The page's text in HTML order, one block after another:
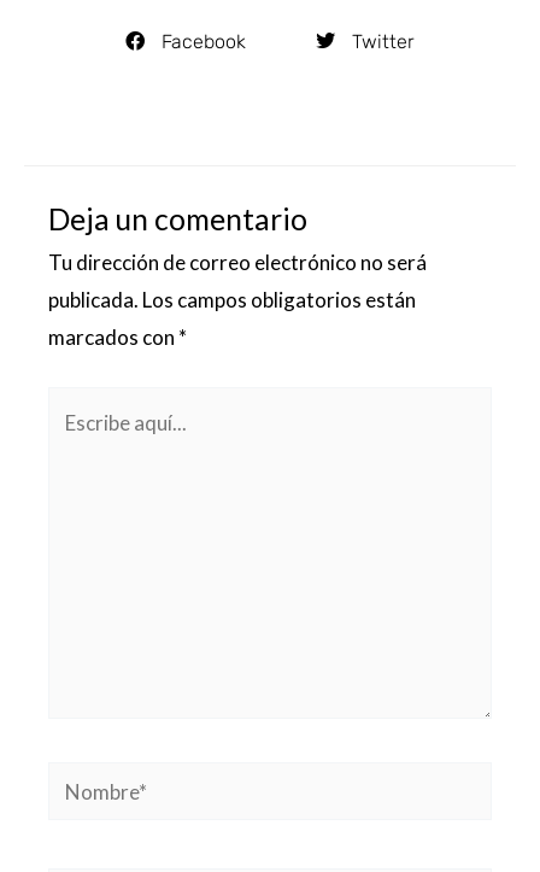
Facebook Twitter
Deja un comentario
Tu dirección de correo electrónico no será
publicada. Los campos obligatorios están
marcados con *
Nombre*